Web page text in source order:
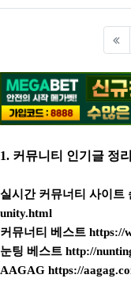
1. 커뮤니티 인기글 정
실시간 커뮤너티 사이트
unity.html
커뮤너티 베스트 https://
눈팅 베스트 http://
AAGAG https://